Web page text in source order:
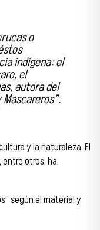
o
indígena: el
el
autora del
y la naturaleza. El
otros, ha
según el material y